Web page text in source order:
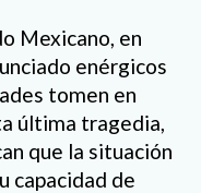
Mexicano, en
enérgicos
tomen en
última tragedia,
que la situación
capacidad de